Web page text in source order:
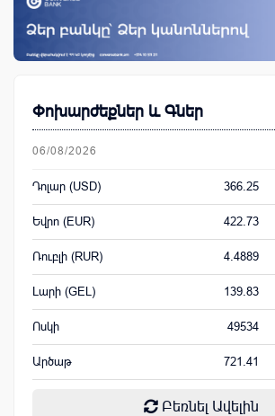
Փոխարժեքներ և Գներ
06/08/2026
Դոլար (USD) 366.25
Եվրո (EUR) 422.73
Ռուբլի (RUR) 4.4889
Լարի (GEL) 139.83
Ոսկի 49534
Արծաթ 721.41
Բեռնել Ավելին